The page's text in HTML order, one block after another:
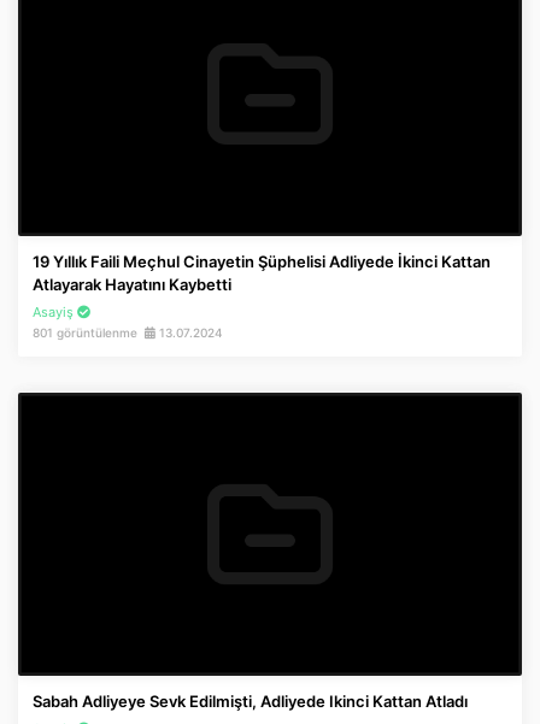
19 Yıllık Faili Meçhul Cinayetin Şüphelisi Adliyede İkinci Kattan
Atlayarak Hayatını Kaybetti
Asayiş
801 görüntülenme 13.07.2024
Sabah Adliyeye Sevk Edilmişti, Adliyede Ikinci Kattan Atladı